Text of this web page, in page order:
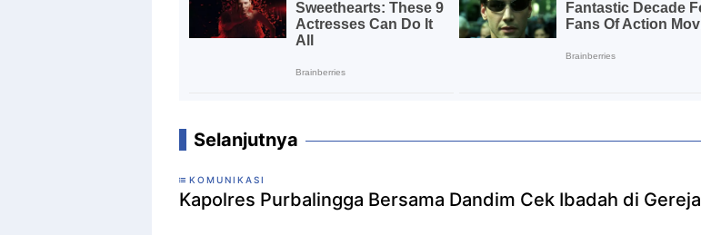
Selanjutnya
KOMUNIKASI
Kapolres Purbalingga Bersama Dandim Cek Ibadah di Gereja